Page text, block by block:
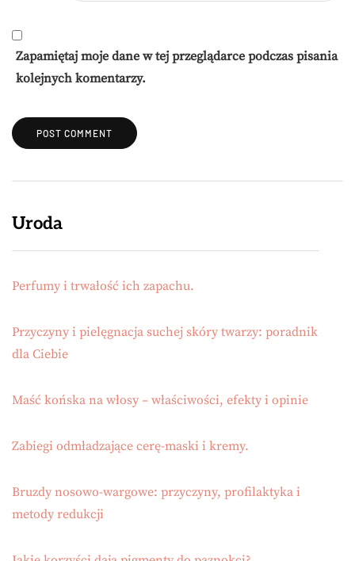
Zapamiętaj moje dane w tej przeglądarce podczas pisania
kolejnych komentarzy.
Uroda
Perfumy i trwałość ich zapachu.
Przyczyny i pielęgnacja suchej skóry twarzy: poradnik
dla Ciebie
Maść końska na włosy – właściwości, efekty i opinie
Zabiegi odmładzające cerę-maski i kremy.
Bruzdy nosowo-wargowe: przyczyny, profilaktyka i
metody redukcji